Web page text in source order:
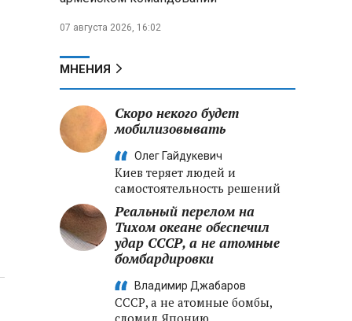
Минобороны РФ: установлен
Харьковской области
криптообменников в «Москва-
Сити», через которую
украинские call-центры
выводили похищенные деньги
07 августа 2026, 16:02
МНЕНИЯ
Скоро некого будет
мобилизовывать
Олег Гайдукевич
Киев теряет людей и
самостоятельность решений
Реальный перелом на
Тихом океане обеспечил
удар СССР, а не атомные
бомбардировки
Владимир Джабаров
СССР, а не атомные бомбы,
сломил Японию